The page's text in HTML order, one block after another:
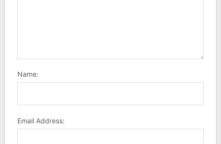
Name:
Email Address: